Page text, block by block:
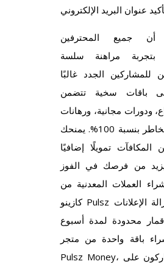
جميع المحترفين
بتجربة مراهنة سلسة
للمشاركين الجدد غالبًا
باقات سخية تتضمن
ودورات مجانية، ورهانات
خالية من المخاطر بنسبة 100%. يمنحك
المكافآت تمويلًا إضافيًا
من فرصك في الفوز
العملات المعدنية من
كازينو Pulsz بمزايا مثل إزالة الإعلانات
محدودة لمدة أسبوع
باقة واحدة من متجر
Pulsz Money، يحصل المشاركون على